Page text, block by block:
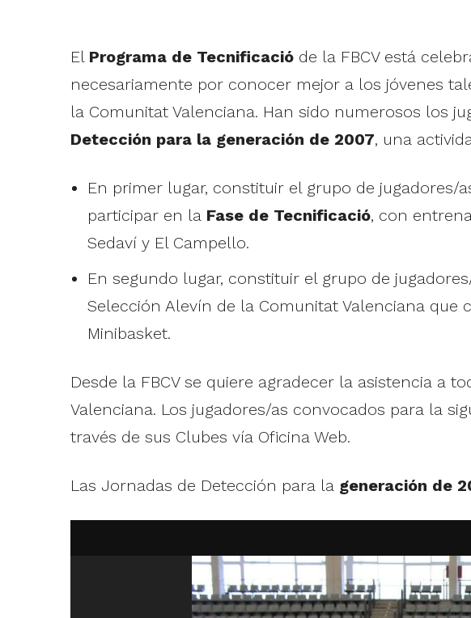
El Programa de Tecnificacióde la FBCV está
necesariamente por conocer mejor a los jóvenes
la Comunitat Valenciana. Han sido numerosos los
Detección para la generación de 2007, una
En primer lugar, constituir el grupo de jugadores/
participar en la Fase de Tecnificació, con
Sedaví y El Campello.
En segundo lugar, constituir el grupo de
Selección Alevín de la Comunitat Valenciana que
Minibasket.
Desde la FBCV se quiere agradecer la asistencia a
Valenciana. Los jugadores/as convocados para la
través de sus Clubes vía Oficina Web.
Las Jornadas de Detección para la generación de